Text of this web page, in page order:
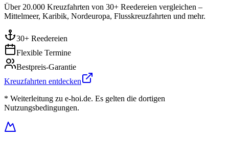
Über 20.000 Kreuzfahrten von 30+ Reedereien vergleichen –
Mittelmeer, Karibik, Nordeuropa, Flusskreuzfahrten und mehr.
30+ Reedereien
Flexible Termine
Bestpreis-Garantie
Kreuzfahrten entdecken
* Weiterleitung zu e-hoi.de. Es gelten die dortigen
Nutzungsbedingungen.